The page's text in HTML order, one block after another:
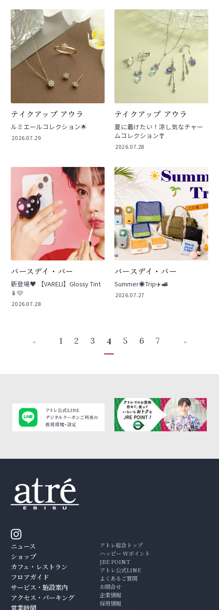
テイクアップ アウラ
ルミエールコレクション🌟
2026.07.29
テイクアップ アウラ
夏に着けたい！涼し気なチャー
ムコレクション🎐
2026.07.28
バースデイ・バー
新登場♥️ 【VARELI】Glossy Tint
📱🩷
2026.07.28
バースデイ・バー
Summer☀️Trip✈️🚅
2026.07.27
＜ 1 2 3 4 5 6 7 ＞
ニュース
ショップ
カフェ・レストラン
フロアガイド
サービス・施設案内
アクセス・パーキング
営業時間
アトレ総合トップ
ハッピー Wポイント
JRE POINT
アトレ公式LINE
よくあるご質問
お問合せ
企業情報
採用情報